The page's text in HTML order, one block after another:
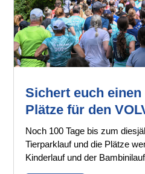
Sichert euch
Plätze für den
Noch 100 Tage bis zum
Tierparklauf und die Plätze
Kinderlauf und der